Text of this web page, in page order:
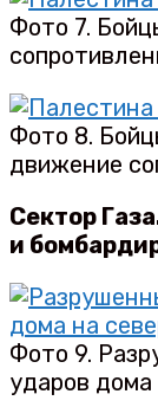
Фото 7.
Фото 8.
движение
Сектор
и
Фото 9.
ударов дома